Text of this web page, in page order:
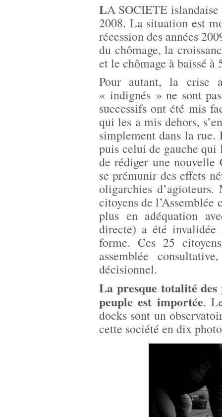
LA SOCIETE
2008. La situation est
récession des années
du chômage, la
et le chômage à baissé à
Pour autant, la crise
« indignés » ne sont
successifs ont été mis
qui les a mis dehors,
simplement dans la rue.
puis celui de gauche qui
de rédiger une nouvelle
se prémunir des effets
oligarchies d’agioteurs.
citoyens de
plus en adéquation
directe) a été
forme. Ces 25
assemblée
décisionnel.
La presque totalité des
peuple est importée.
docks sont un
cette société en dix